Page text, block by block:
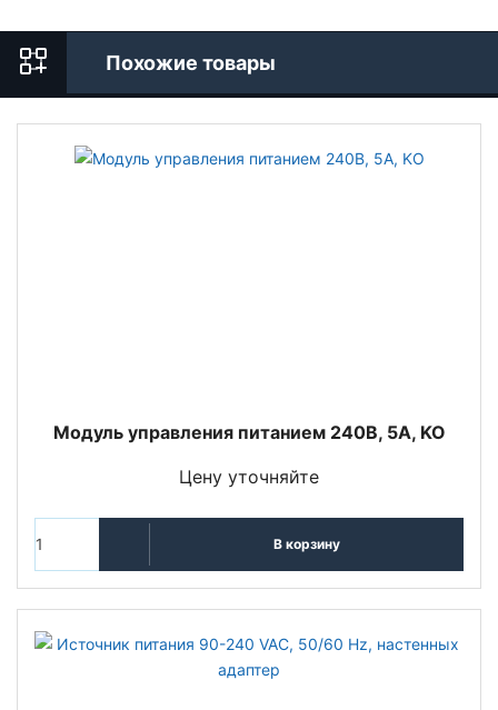
Похожие товары
Модуль управления питанием 240В, 5А, KO
Цену уточняйте
В корзину